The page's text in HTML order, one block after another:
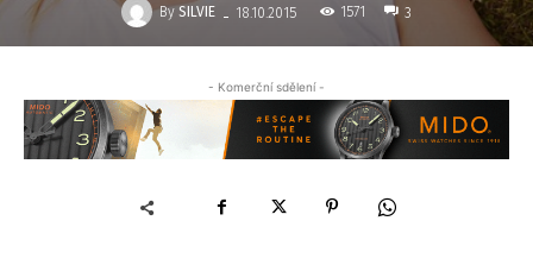
By SILVIE - 18.10.2015 1571 3
- Komerční sdělení -